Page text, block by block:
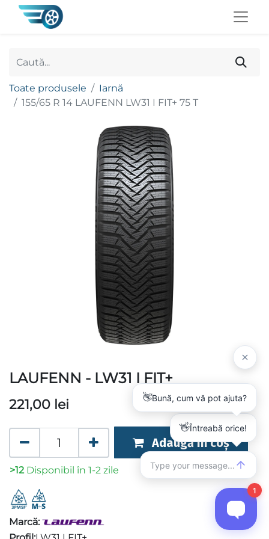
Toate produsele
Iarnă
155/65 R 14 LAUFENN LW31 I FIT+ 75 T
LAUFENN - LW31 I FIT+
221,00 lei
Adaugă în coș
>12 Disponibil în 1-2 zile
Marcă: